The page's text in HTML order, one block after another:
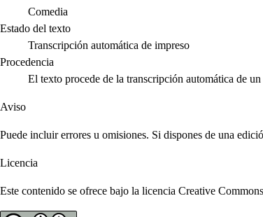
Comedia
Estado del texto
Transcripción automática de impreso
Procedencia
El texto procede de la transcripción automática de un
Aviso
Puede incluir errores u omisiones. Si dispones de una
Licencia
Este contenido se ofrece bajo la licencia Creative